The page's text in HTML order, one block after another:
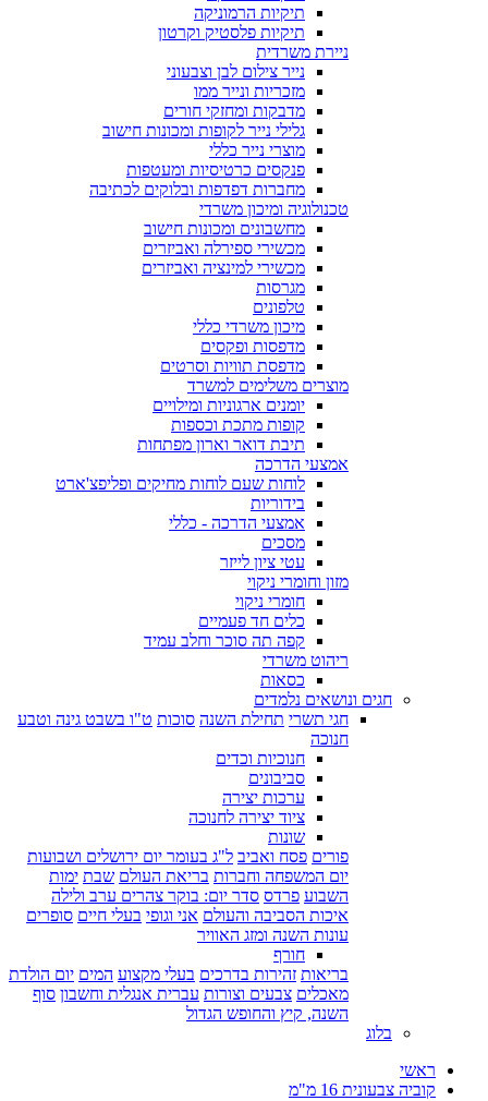
תיקיות הרמוניקה
תיקיות פלסטיק וקרטון
ניירת משרדית
נייר צילום לבן וצבעוני
מזכריות ונייר ממו
מדבקות ומחזקי חורים
גלילי נייר לקופות ומכונות חישוב
מוצרי נייר כללי
פנקסים כרטיסיות ומעטפות
מחברות דפדפות ובלוקים לכתיבה
טכנולוגיה ומיכון משרדי
מחשבונים ומכונות חישוב
מכשירי ספירלה ואביזרים
מכשירי למינציה ואביזרים
מגרסות
טלפונים
מיכון משרדי כללי
מדפסות ופקסים
מדפסת תוויות וסרטים
מוצרים משלימים למשרד
יומנים ארגוניות ומילויים
קופות מתכת וכספות
תיבת דואר וארון מפתחות
אמצעי הדרכה
לוחות שעם לוחות מחיקים ופליפצ'ארט
בידוריות
אמצעי הדרכה - כללי
מסכים
עטי ציון לייזר
מזון וחומרי ניקוי
חומרי ניקוי
כלים חד פעמיים
קפה תה סוכר וחלב עמיד
ריהוט משרדי
כסאות
חגים ונושאים נלמדים
חגי תשרי תחילת השנה סוכות ט"ו בשבט גינה וטבע
חנוכה
חנוכיות וכדים
סביבונים
ערכות יצירה
ציוד יצירה לחנוכה
שונות
פורים פסח ואביב ל"ג בעומר יום ירושלים ושבועות
יום המשפחה וחברות בריאת העולם שבת ימות
השבוע פרדס סדר יום: בוקר צהרים ערב ולילה
איכות הסביבה והעולם אני וגופי בעלי חיים סופרים
עונות השנה ומזג האוויר
חורף
בריאות זהירות בדרכים בעלי מקצוע המים יום הולדת
מאכלים צבעים וצורות עברית אנגלית וחשבון סוף
השנה, קיץ והחופש הגדול
בלוג
ראשי
קוביה צבעונית 16 מ"מ